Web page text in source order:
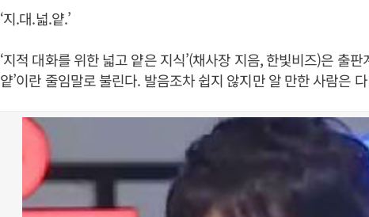
‘지.대.넓.얕.’
‘지적 대화를 위한 넓고 얕은 지식’(채사장 지음, 한빛비즈)은 출
얕’이란 줄임말로 불린다. 발음조차 쉽지 않지만 알 만한 사람은